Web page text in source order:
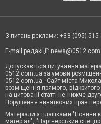
З питань реклами: +38 (095)
E-mail редакції:
Допускається цитування
0512.com.ua за умови
0512.com.ua - Сайт міста
розміщення прямого,
на цитовані статті не нижче
Порушення виняткових прав
Матеріали з плашками "Новини
матеріал", "Партнерський